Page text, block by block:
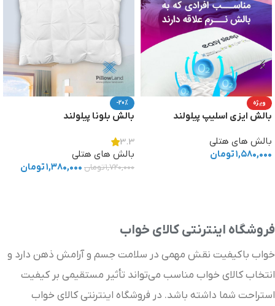
ویژه
بالش ایزی اسلیپ پیلولند
بالش های هتلی
۱,۵۸۰,۰۰۰تومان
-20%
بالش بلونا پیلولند
3.3
بالش های هتلی
۱,۷۲۰,۰۰۰تومان ۱,۳۸۰,۰۰۰تومان
فروشگاه اینترنتی کالای خواب
خواب باکیفیت نقش مهمی در سلامت جسم و آرامش ذهن دارد و
انتخاب کالای خواب مناسب می‌تواند تأثیر مستقیمی بر کیفیت
استراحت شما داشته باشد. در فروشگاه اینترنتی کالای خواب